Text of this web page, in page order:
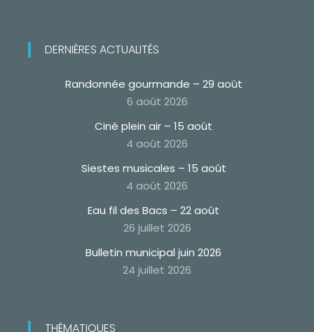
DERNIÈRES ACTUALITÉS
Randonnée gourmande – 29 août
6 août 2026
Ciné plein air – 15 août
4 août 2026
Siestes musicales – 15 août
4 août 2026
Eau fil des Bacs – 22 août
26 juillet 2026
Bulletin municipal juin 2026
24 juillet 2026
THÉMATIQUES